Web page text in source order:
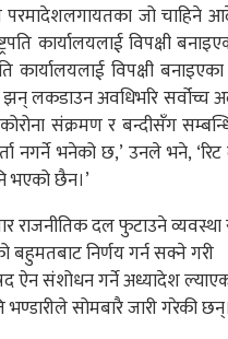
जो चाहिने
कार्यालयलाई विपक्षी
कार्यालयलाई विपक्षी बनाइएका
लकडाउन अवधिभरि सर्वोच्च
संक्रमण र बन्दीसँग
नगर्ने भनेको छ,’ उनले भने, ‘रिट
भएको छैन।’
राजनीतिक दल फुटाउने
बहुमतबाट निर्णय गर्न सक्ने गरी
ऐन संशोधन गर्ने अध्यादेश
भण्डारीले सोमबारै जारी गरेकी छन्।